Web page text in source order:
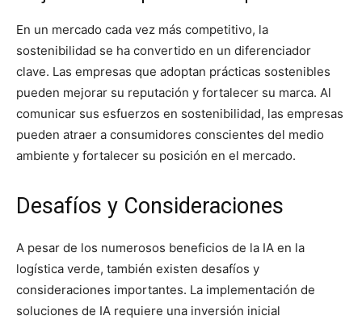
En un mercado cada vez más competitivo, la
sostenibilidad se ha convertido en un diferenciador
clave. Las empresas que adoptan prácticas sostenibles
pueden mejorar su reputación y fortalecer su marca. Al
comunicar sus esfuerzos en sostenibilidad, las empresas
pueden atraer a consumidores conscientes del medio
ambiente y fortalecer su posición en el mercado.
Desafíos y Consideraciones
A pesar de los numerosos beneficios de la IA en la
logística verde, también existen desafíos y
consideraciones importantes. La implementación de
soluciones de IA requiere una inversión inicial